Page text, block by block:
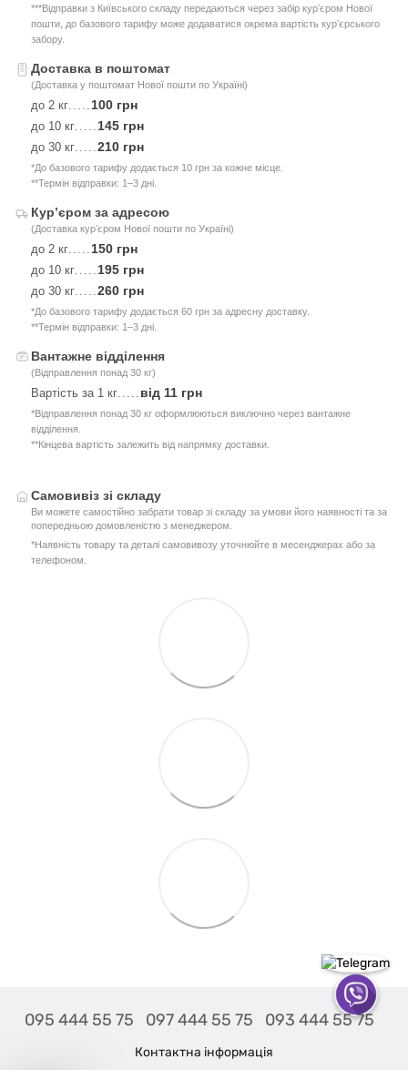
***Відправки з Київського складу передаються через забір курʼєром Нової
пошти, до базового тарифу може додаватися окрема вартість курʼєрського
забору.
Доставка в поштомат
(Доставка у поштомат Нової пошти по Україні)
до 2 кг..... 100 грн
до 10 кг..... 145 грн
до 30 кг.....210 грн
*До базового тарифу додається 10 грн за кожне місце.
**Термін відправки: 1–3 дні.
Курʼєром за адресою
(Доставка курʼєром Нової пошти по Україні)
до 2 кг..... 150 грн
до 10 кг..... 195 грн
до 30 кг.....260 грн
*До базового тарифу додається 60 грн за адресну доставку.
**Термін відправки: 1–3 дні.
Вантажне відділення
(Відправлення понад 30 кг)
Вартість за 1 кг..... від 11 грн
*Відправлення понад 30 кг оформлюються виключно через вантажне
відділення.
**Кінцева вартість залежить від напрямку доставки.
Самовивіз зі складу
Ви можете самостійно забрати товар зі складу за умови його наявності та за
попередньою домовленістю з менеджером.
*Наявність товару та деталі самовивозу уточнюйте в месенджерах або за
телефоном.
095 444 55 75 097 444 55 75 093 444 55 75
Контактна інформація